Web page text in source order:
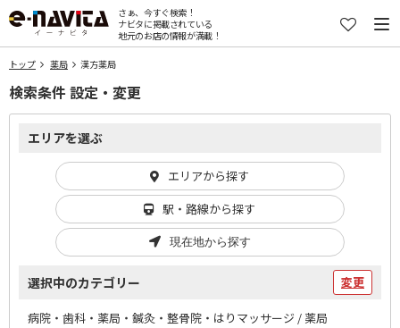
さぁ、今すぐ検索！
ナビタに掲載されている
地元のお店の情報が満載！
トップ 薬局 漢方薬局
検索条件 設定・変更
エリアを選ぶ
エリアから探す
駅・路線から探す
現在地から探す
選択中のカテゴリー 変更
病院・歯科・薬局・鍼灸・整骨院・はりマッサージ / 薬局